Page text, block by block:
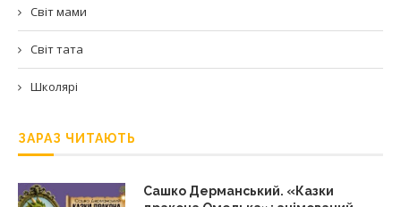
Світ мами
Світ тата
Школярі
ЗАРАЗ ЧИТАЮТЬ
Сашко Дерманський. «Казки